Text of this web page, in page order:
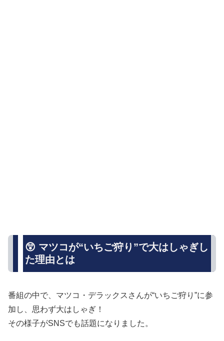
😲 マツコが“いちご狩り”で大はしゃぎし
た理由とは
番組の中で、マツコ・デラックスさんが“いちご狩り”に参
加し、思わず大はしゃぎ！
その様子がSNSでも話題になりました。